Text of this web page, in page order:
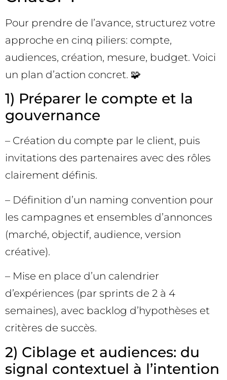
Pour prendre de l’avance, structurez votre
approche en cinq piliers: compte,
audiences, création, mesure, budget. Voici
un plan d’action concret. 🧩
1) Préparer le compte et la
gouvernance
– Création du compte par le client, puis
invitations des partenaires avec des rôles
clairement définis.
– Définition d’un naming convention pour
les campagnes et ensembles d’annonces
(marché, objectif, audience, version
créative).
– Mise en place d’un calendrier
d’expériences (par sprints de 2 à 4
semaines), avec backlog d’hypothèses et
critères de succès.
2) Ciblage et audiences: du
signal contextuel à l’intention